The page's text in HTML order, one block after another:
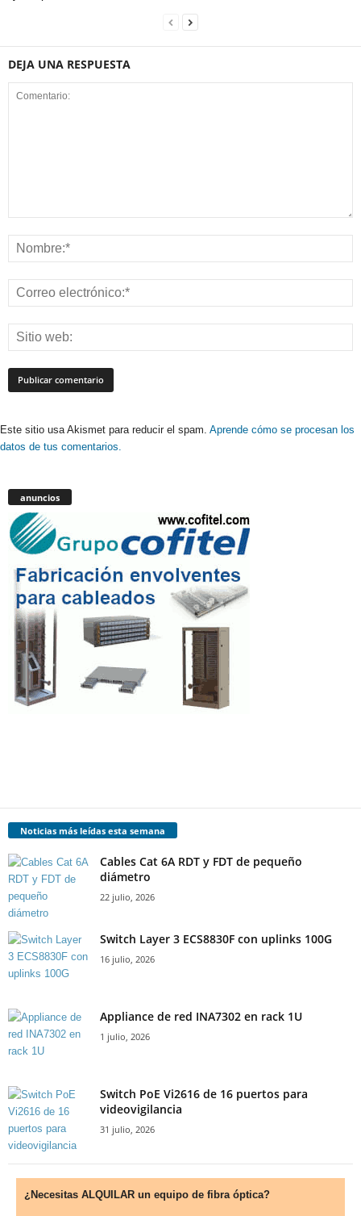
DEJA UNA RESPUESTA
Este sitio usa Akismet para reducir el spam. Aprende cómo se procesan los
datos de tus comentarios.
anuncios
Noticias más leídas esta semana
Cables Cat 6A RDT y FDT de pequeño
diámetro
22 julio, 2026
Switch Layer 3 ECS8830F con uplinks 100G
16 julio, 2026
Appliance de red INA7302 en rack 1U
1 julio, 2026
Switch PoE Vi2616 de 16 puertos para
videovigilancia
31 julio, 2026
¿Necesitas ALQUILAR un equipo de fibra óptica?